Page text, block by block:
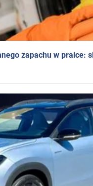
zapachu w pralce: